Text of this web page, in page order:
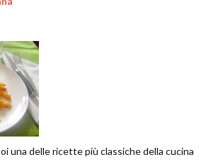
una delle ricette più classiche della cucina